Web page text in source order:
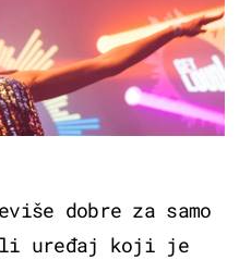
dobre za samo
uređaj koji je